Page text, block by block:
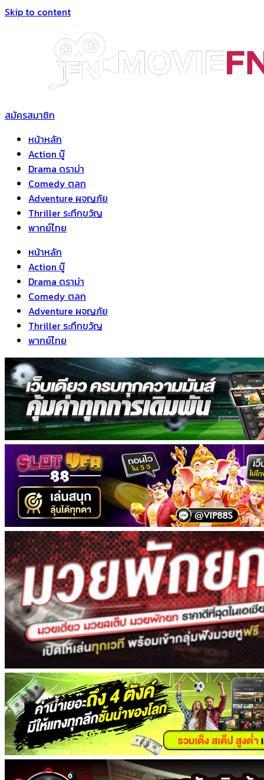
Skip to content
สมัครสมาชิก
หน้าหลัก
Action บู๊
Drama ดราม่า
Comedy ตลก
Adventure ผจญภัย
Thriller ระทึกขวัญ
พากย์ไทย
หน้าหลัก
Action บู๊
Drama ดราม่า
Comedy ตลก
Adventure ผจญภัย
Thriller ระทึกขวัญ
พากย์ไทย